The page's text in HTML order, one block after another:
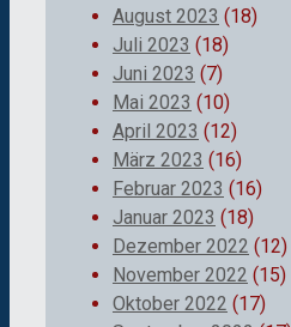
August 2023 (18)
Juli 2023 (18)
Juni 2023 (7)
Mai 2023 (10)
April 2023 (12)
März 2023 (16)
Februar 2023 (16)
Januar 2023 (18)
Dezember 2022 (12)
November 2022 (15)
Oktober 2022 (17)